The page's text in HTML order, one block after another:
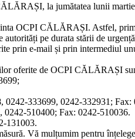
la jumătatea lunii
OCPI CĂLĂRAȘI. Astfel,
pe durata stării de
prin e-mail și prin intermediul
oferite de OCPI CĂLĂRAȘI
333699, 0242-332931; Fax:
510400; Fax: 0242-510036.
131003.
Vă mulțumim pentru